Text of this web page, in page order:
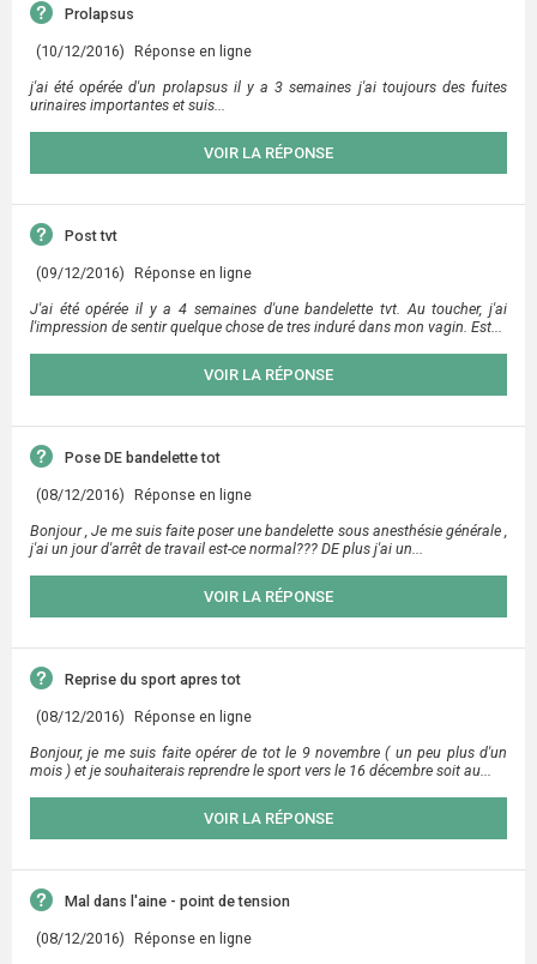
Prolapsus
(10/12/2016) Réponse en ligne
j'ai été opérée d'un prolapsus il y a 3 semaines j'ai toujours des fuites
urinaires importantes et suis...
VOIR LA RÉPONSE
Post tvt
(09/12/2016) Réponse en ligne
J'ai été opérée il y a 4 semaines d'une bandelette tvt. Au toucher, j'ai
l'impression de sentir quelque chose de tres induré dans mon vagin. Est...
VOIR LA RÉPONSE
Pose DE bandelette tot
(08/12/2016) Réponse en ligne
Bonjour , Je me suis faite poser une bandelette sous anesthésie générale ,
j'ai un jour d'arrêt de travail est-ce normal??? DE plus j'ai un...
VOIR LA RÉPONSE
Reprise du sport apres tot
(08/12/2016) Réponse en ligne
Bonjour, je me suis faite opérer de tot le 9 novembre ( un peu plus d'un
mois ) et je souhaiterais reprendre le sport vers le 16 décembre soit au...
VOIR LA RÉPONSE
Mal dans l'aine - point de tension
(08/12/2016) Réponse en ligne